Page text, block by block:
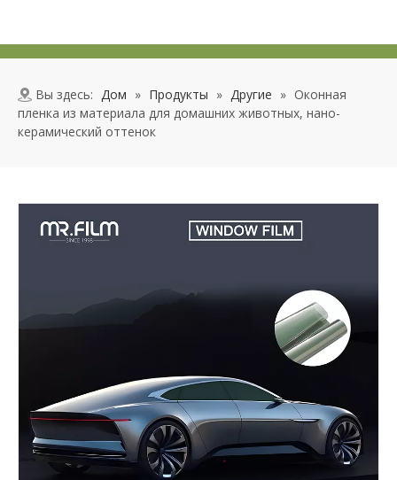
Вы здесь: Дом » Продукты » Другие » Оконная
пленка из материала для домашних животных, нано-
керамический оттенок